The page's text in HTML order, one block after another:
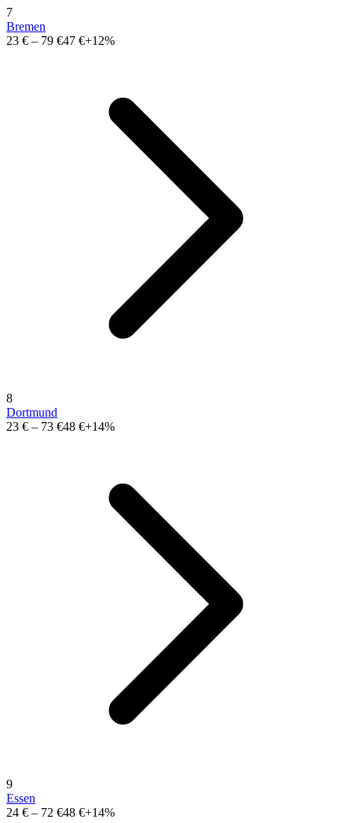
7
Bremen
23 € – 79 €47 €+12%
8
Dortmund
23 € – 73 €48 €+14%
9
Essen
24 € – 72 €48 €+14%